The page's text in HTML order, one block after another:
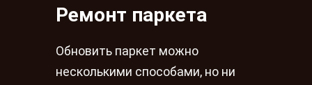
Ремонт паркета
Обновить паркет можно
несколькими способами, но ни